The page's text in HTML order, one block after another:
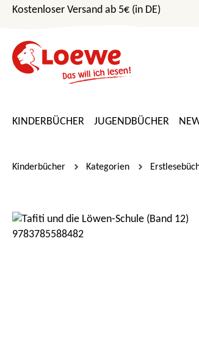
Hauptinhalt springen
Zur Suche springen
Zur Hauptnavigation springen
Kostenloser Versand ab 5€ (in DE)
KINDERBÜCHER JUGENDBÜCHER
Kinderbücher Kategorien
Bildergalerie überspringen